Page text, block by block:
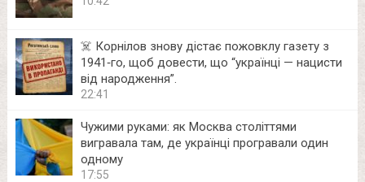
☠️ Корнілов знову дістає пожовклу газету з
1941‑го, щоб довести, що “українці — нацисти
від народження”.
22:41
Чужими руками: як Москва століттями
вигравала там, де українці програвали один
одному
17:55